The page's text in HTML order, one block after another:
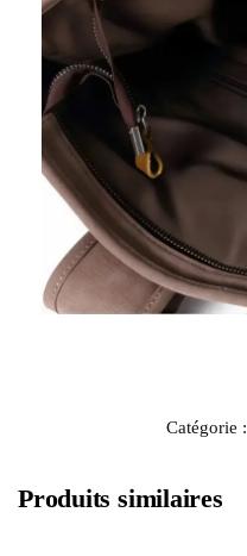
Catégorie :
Produits similaires